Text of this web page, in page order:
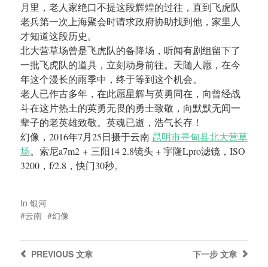
月里，老人家绝口不提这段辉煌的过往，直到飞虎队
老兵第一次上海聚会时请求政府协助找到他，家里人
才知道这段历史。
北大营草场曾是飞虎队的备降场，听闻有剧组留下了
一批飞虎队的道具，立刻动身前往。天随人愿，在今
年这个漫长的雨季中，终于等到这个机会。
老人已作古多年，在此愿星辉与英勇同在，向曾经战
斗在这片热土的英勇无畏的勇士致敬，向默默无闻一
辈子的老英雄致敬。英魂已逝，浩气长存！
幻像，2016年7月25日摄于云南 昆明市寻甸县北大营草
场。索尼a7m2 + 三阳14 2.8镜头 + 宇隆Lpro滤镜，ISO
3200，f/2.8，快门30秒。
In 银河
云南
幻像
下一步 文章
PREVIOUS文章